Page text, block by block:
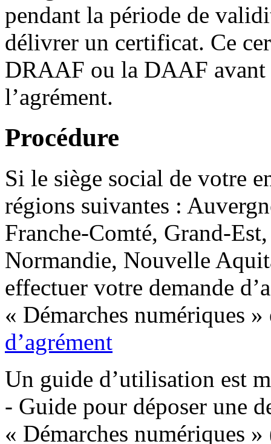
pendant la période de
délivrer un certificat. Ce
DRAAF ou la DAAF avant
l’agrément.
Procédure
Si le siège social de votre
régions suivantes :
Franche-Comté, Grand-
Normandie, Nouvelle
effectuer votre demande
« Démarches numériques
d’agrément
Un guide d’utilisation est
- Guide pour déposer une
« Démarches numériques »